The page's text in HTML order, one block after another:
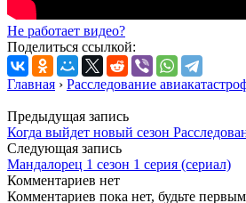
Не работает видео?
Поделиться ссылкой:
Главная › Расследование
Предыдущая запись
Когда выйдет новый сезон
Следующая запись
Мандалорец 1 сезон 1 серия (сериал)
Комментариев нет
Комментариев пока нет, будьте